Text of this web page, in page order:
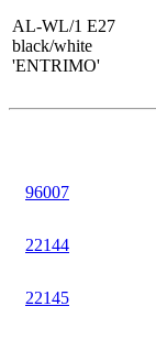
AL-WL/1 E27
black/white
'ENTRIMO'
96007
22144
22145